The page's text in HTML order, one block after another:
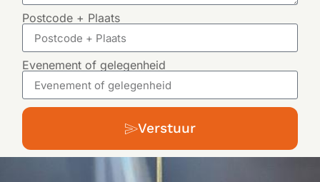
Postcode + Plaats
Evenement of gelegenheid
Verstuur